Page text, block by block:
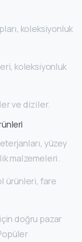
koleksiyonluk
koleksiyonluk
ve diziler.
yüzey
malzemeleri.
ürünleri, fare
için doğru pazar